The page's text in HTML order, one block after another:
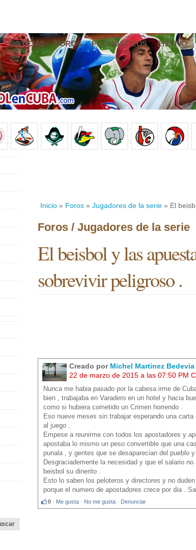
NOTICIAS FOROS PRONÓSTICOS EN VIVO
Inicio » Foros » Jugadores de la serie » El
Foros / Jugadores de la serie
El beisbol y las
sobrevivir peligroso .
Creado por Michel Martinez Bedevia
22 de marzo de 2015 a las 07:50 PM
Nunca me habia pasado por la cabesa irme de
bien , trabajaba en Varadero en un hotel y hacia
como si hubiera cometido un Crimen horrendo .
Eso nueve meses sin trabajar esperando una
al juego .
Empese a reunirme con todos los apostadores y
apostaba lo mismo un peso convertible que una
punala , y gentes que se desaparecian del pueblo
Desgraciademente la necesidad y que el salario
beisbol su dinerito .
Esto lo saben los peloteros y directores y no
porque el numero de apostadores crece por dia .
0 · Me gusta · No me gusta · Denunciar